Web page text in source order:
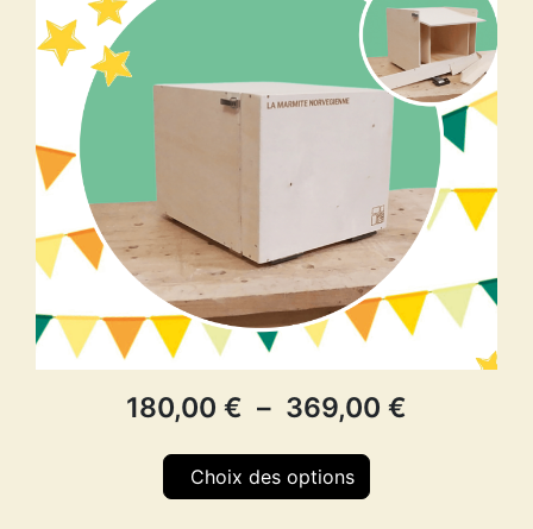
180,00 € – 369,00 €
Choix des options